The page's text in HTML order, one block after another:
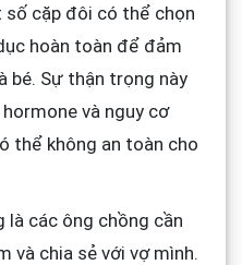
số cặp đôi có thể chọn
hoàn toàn để đảm
bé. Sự thận trọng này
và nguy cơ
thể không an toàn cho
là các ông chồng cần
và chia sẻ với vợ mình.